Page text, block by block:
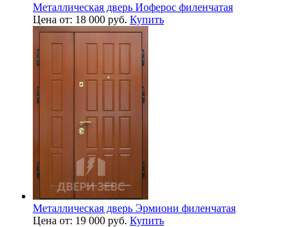
Металлическая дверь Иоферос филенчатая
Цена от: 18 000 руб. Купить
Металлическая дверь Эрмиони филенчатая
Цена от: 19 000 руб. Купить